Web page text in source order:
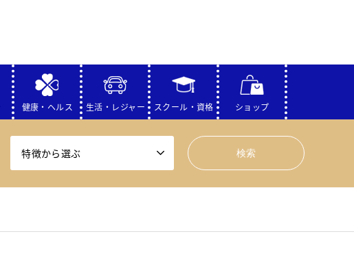
健康・ヘルス 生活・レジャー スクール・資格 ショップ
特徴から選ぶ